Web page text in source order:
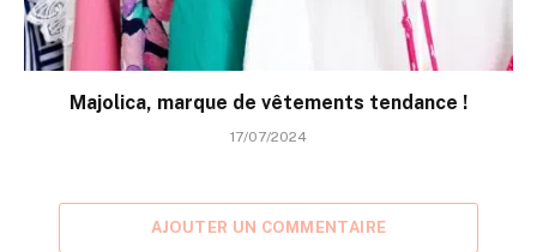
Majolica, marque de vêtements tendance !
17/07/2024
AJOUTER UN COMMENTAIRE